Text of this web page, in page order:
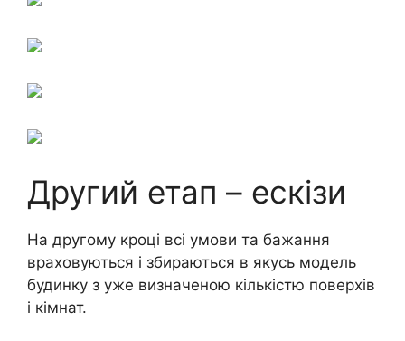
Другий етап – ескізи
На другому кроці всі умови та бажання
враховуються і збираються в якусь модель
будинку з уже визначеною кількістю поверхів
і кімнат.